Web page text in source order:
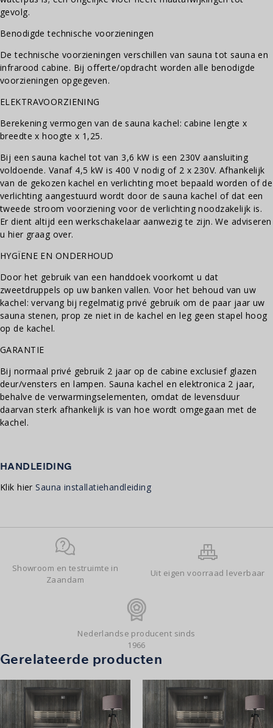
gevolg.
Benodigde technische voorzieningen
De technische voorzieningen verschillen van sauna tot sauna en
infrarood cabine. Bij offerte/opdracht worden alle benodigde
voorzieningen opgegeven.
ELEKTRAVOORZIENING
Berekening vermogen van de sauna kachel: cabine lengte x
breedte x hoogte x 1,25.
Bij een sauna kachel tot van 3,6 kW is een 230V aansluiting
voldoende. Vanaf 4,5 kW is 400 V nodig of 2 x 230V. Afhankelijk
van de gekozen kachel en verlichting moet bepaald worden of de
verlichting aangestuurd wordt door de sauna kachel of dat een
tweede stroom voorziening voor de verlichting noodzakelijk is.
Er dient altijd een werkschakelaar aanwezig te zijn. We adviseren
u hier graag over.
HYGÏENE EN ONDERHOUD
Door het gebruik van een handdoek voorkomt u dat
zweetdruppels op uw banken vallen. Voor het behoud van uw
kachel: vervang bij regelmatig privé gebruik om de paar jaar uw
sauna stenen, prop ze niet in de kachel en leg geen stapel hoog
op de kachel.
GARANTIE
Bij normaal privé gebruik 2 jaar op de cabine exclusief glazen
deur/vensters en lampen. Sauna kachel en elektronica 2 jaar,
behalve de verwarmingselementen, omdat de levensduur
daarvan sterk afhankelijk is van hoe wordt omgegaan met de
kachel.
HANDLEIDING
Klik hierSauna installatiehandleiding
Showroom en testruimte in
Zaandam
Uit eigen voorraad leverbaar
Nederlandse producent sinds
1966
Gerelateerde producten